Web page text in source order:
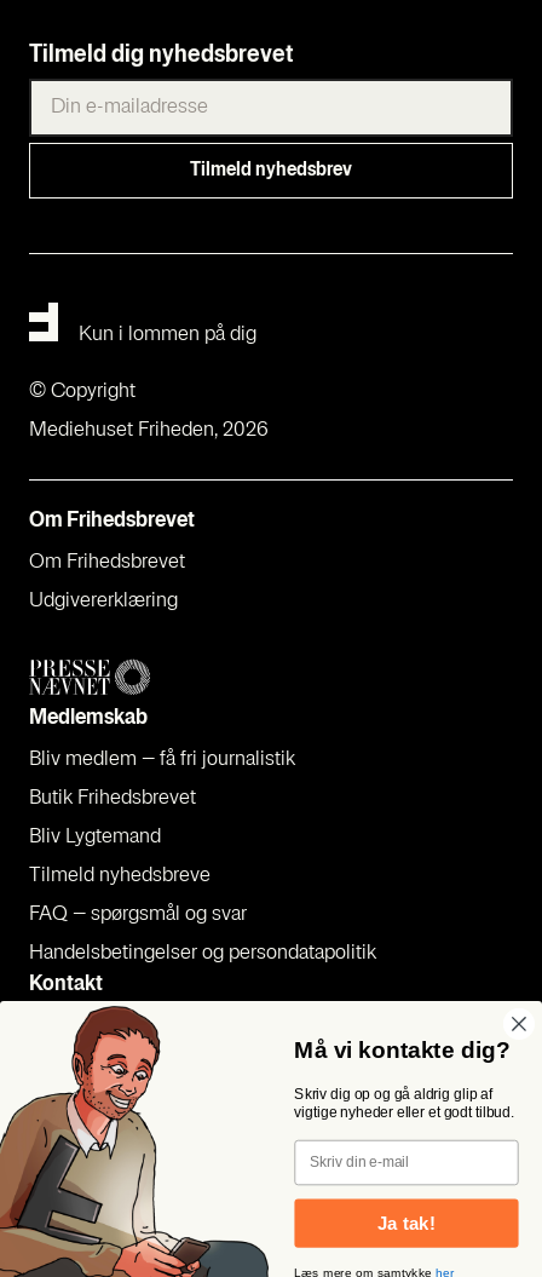
Tilmeld dig nyhedsbrevet
Om Fri­heds­bre­vet
Om Fri­heds­bre­vet
Udgi­ve­rer­klæ­ring
Med­lem­skab
Bliv med­lem – få fri jour­na­li­stik
Butik Fri­heds­bre­vet
Bliv Lyg­te­mand
Til­meld nyheds­bre­ve
FAQ – spørgs­mål og svar
Han­dels­be­tin­gel­ser og per­son­da­ta­po­li­tik
Kon­takt
Pres­se
Send et tip
Kon­takt os
Følg os
Kun i lommen på dig
Mediehuset Friheden, 2026
© Copyright
Må vi kontakte dig?
Skriv dig op og gå aldrig glip af
vigtige nyheder eller et godt tilbud.
Email
Ja tak!
Læs mere om samtykke her